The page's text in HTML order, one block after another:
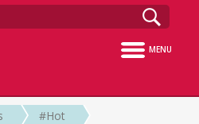
MENU
#Hot